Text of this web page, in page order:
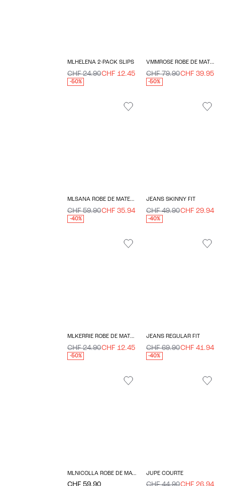
MLHELENA 2-PACK SLIPS
CHF 24.90CHF 12.45
-50%
VMMROSE ROBE DE MATERNITÉ
CHF 79.90CHF 39.95
-50%
MLSANA ROBE DE MATERNITÉ
CHF 59.90CHF 35.94
-40%
JEANS SKINNY FIT
CHF 49.90CHF 29.94
-40%
MLKERRIE ROBE DE MATERNITÉ
CHF 24.90CHF 12.45
-50%
JEANS REGULAR FIT
CHF 69.90CHF 41.94
-40%
MLNICOLLA ROBE DE MATERNITÉ JUPE COURTE